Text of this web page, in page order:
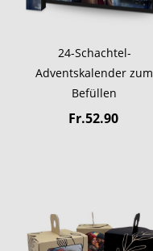
24-Schachtel-
Adventskalender zum
Befüllen
Fr.52.90